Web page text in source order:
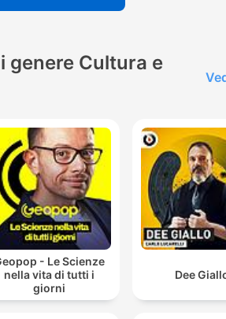
genere Cultura e
- Le Scienze
nella vita di tutti i
giorni
Dee